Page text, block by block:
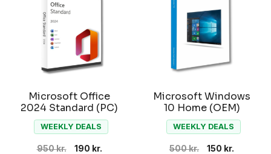
Microsoft Office
2024 Standard (PC)
WEEKLY DEALS
950kr.
Original
190 kr.
Microsoft Windows
10 Home (OEM)
WEEKLY DEALS
500kr.
Original
150 kr.